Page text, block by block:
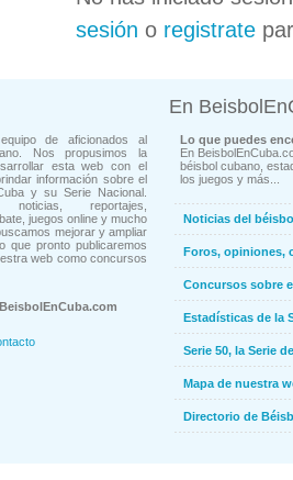
sesión o registrate
de aficionados al
Nos propusimos la
esta web con el
información sobre el
y su Serie Nacional.
noticias, reportajes,
juegos online y mucho
mejorar y ampliar
que pronto publicaremos
web como concursos
BeisbolEnCuba.com
En
Lo que puedes
En
béisbol cubano,
los juegos y más...
Noticias del
Foros, opiniones,
Concursos sobre
Estadísticas de la
Serie 50, la Serie
Mapa de nuestra
Directorio de